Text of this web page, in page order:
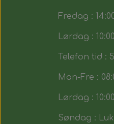
Fredag :
Lørdag :
Telefon tid :
Man-Fre :
Lørdag :
Søndag :